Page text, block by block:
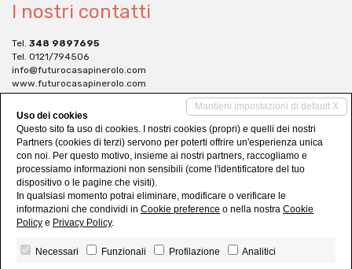
I nostri contatti
Tel. 348 9897695
Tel. 0121/794506
info@futurocasapinerolo.com
www.futurocasapinerolo.com
Social Networks
Mantieni impostazioni di default X
Uso dei cookies
Questo sito fa uso di cookies. I nostri cookies (propri) e quelli dei nostri
Partners (cookies di terzi) servono per poterti offrire un'esperienza unica
con noi. Per questo motivo, insieme ai nostri partners, raccogliamo e
processiamo informazioni non sensibili (come l'identificatore del tuo
dispositivo o le pagine che visiti).
In qualsiasi momento potrai eliminare, modificare o verificare le
informazioni che condividi in Cookie preference o nella nostra Cookie
Policy e Privacy Policy.
Necessari Funzionali Profilazione Analitici